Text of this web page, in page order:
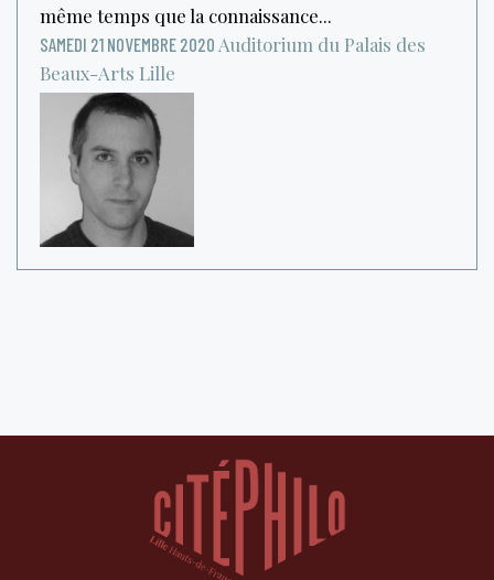
même temps que la connaissance...
SAMEDI 21 NOVEMBRE 2020 Auditorium du Palais des
Beaux-Arts Lille